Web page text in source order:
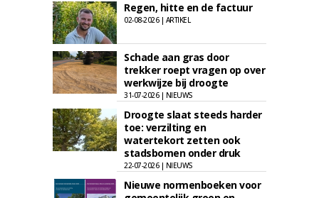
Regen, hitte en de factuur
02-08-2026 | ARTIKEL
Schade aan gras door
trekker roept vragen op over
werkwijze bij droogte
31-07-2026 | NIEUWS
Droogte slaat steeds harder
toe: verzilting en
watertekort zetten ook
stadsbomen onder druk
22-07-2026 | NIEUWS
Nieuwe normenboeken voor